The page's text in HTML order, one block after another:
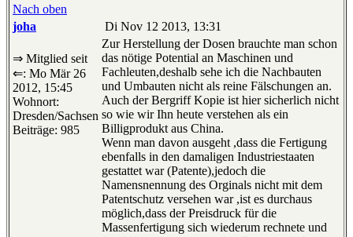
Nach oben
joha
Di Nov 12 2013, 13:31
⇒ Mitglied seit
⇐: Mo Mär 26
2012, 15:45
Wohnort:
Dresden/Sachsen
Beiträge: 985
Zur Herstellung der Dosen brauchte man schon
das nötige Potential an Maschinen und
Fachleuten,deshalb sehe ich die Nachbauten
und Umbauten nicht als reine Fälschungen an.
Auch der Bergriff Kopie ist hier sicherlich nicht
so wie wir Ihn heute verstehen als ein
Billigprodukt aus China.
Wenn man davon ausgeht ,dass die Fertigung
ebenfalls in den damaligen Industriestaaten
gestattet war (Patente),jedoch die
Namensnennung des Orginals nicht mit dem
Patentschutz versehen war ,ist es durchaus
möglich,dass der Preisdruck für die
Massenfertigung sich wiederum rechnete und